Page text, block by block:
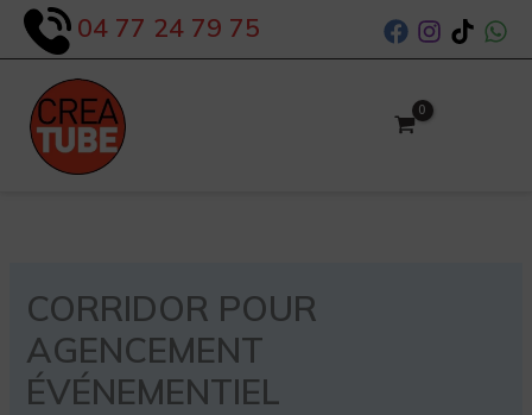
Aller
04 77 24 79 75
CORRIDOR POUR
AGENCEMENT
ÉVÉNEMENTIEL